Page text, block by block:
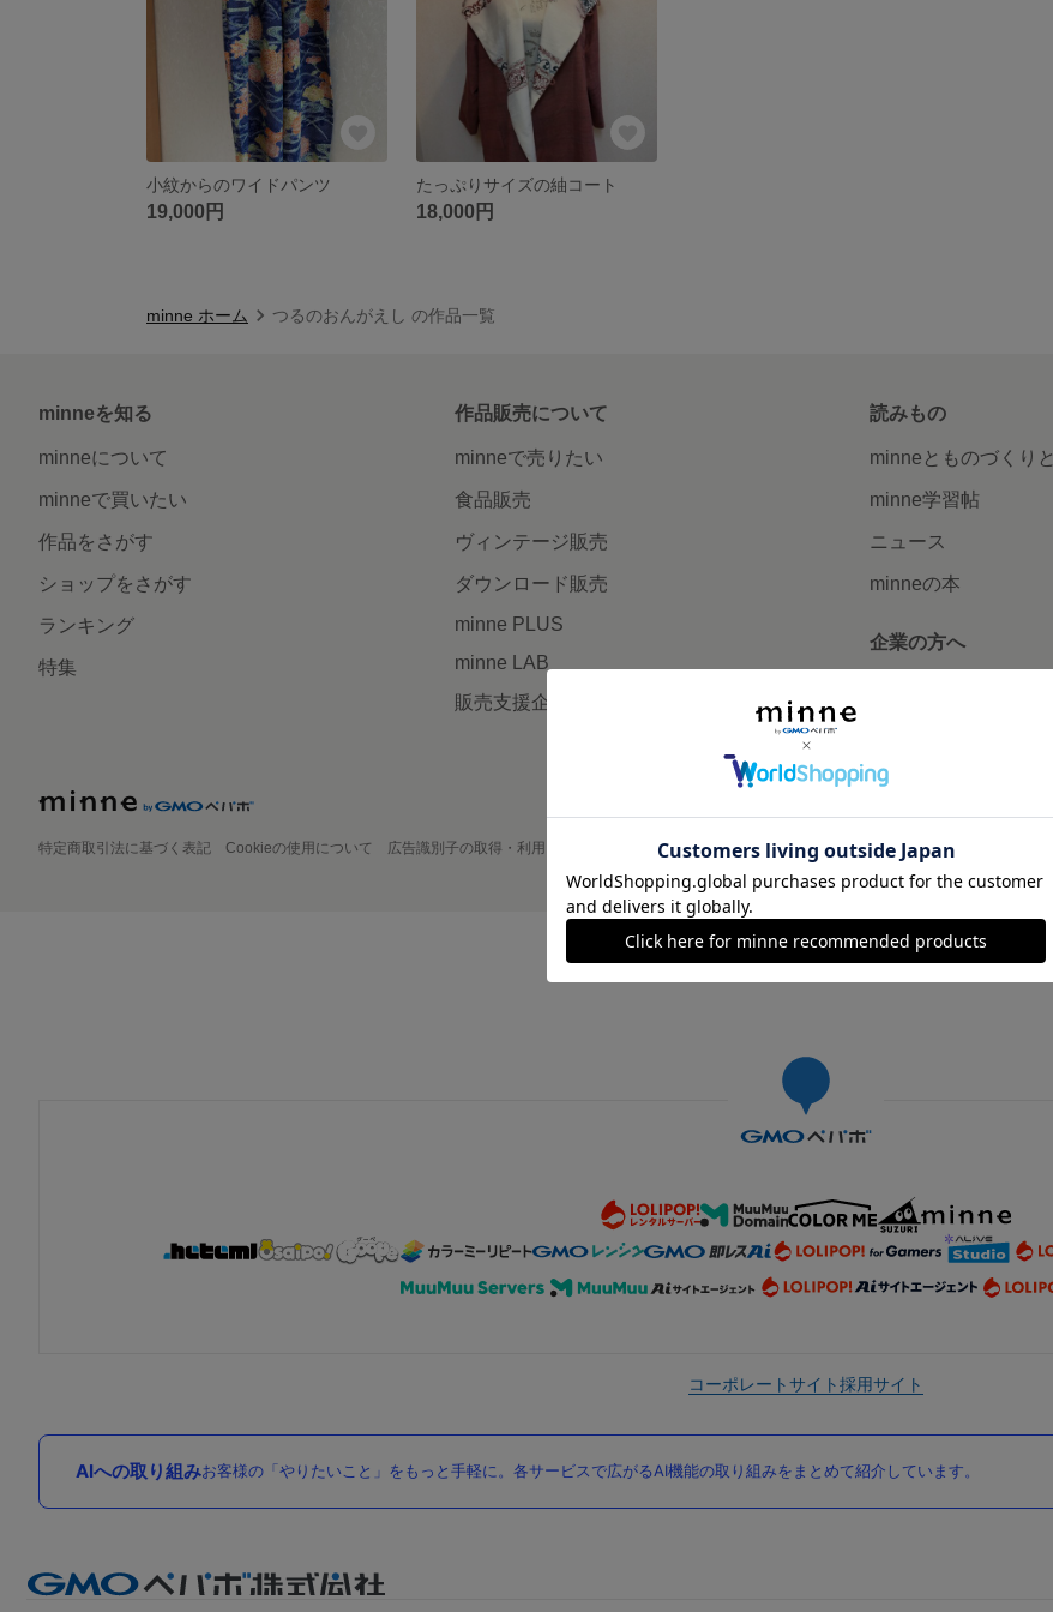
小紋からのワイドパンツ
19,000円
たっぷりサイズの紬コート
18,000円
minne ホーム つるのおんがえし の作品一覧
minneを知る
minneについて
minneで買いたい
作品をさがす
ショップをさがす
ランキング
特集
作品販売について
minneで売りたい
食品販売
ヴィンテージ販売
ダウンロード販売
minne PLUS
minne LAB
販売支援企画・イベント
読みもの
minneとものづくりと
minne学習帖
ニュース
minneの本
企業の方へ
特定商取引法に基づく表記 Cookieの使用について 広告識別子の取得・利用 プライバシーポリシー 会社概要 採用情報 メディアキット
©GMO Pepabo, Inc. All rights reserved.
コーポレートサイト採用サイト
AIへの取り組みお客様の「やりたいこと」をもっと手軽に。各サービスで広がるAI機能の取り組みをまとめて紹介しています。